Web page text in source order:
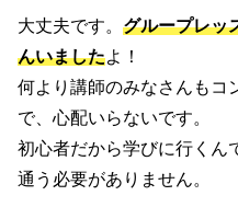
大丈夫です。グループレッ
んいましたよ！
何より講師のみなさんもコ
で、心配いらないです。
初心者だから学びに行くん
通う必要がありません。